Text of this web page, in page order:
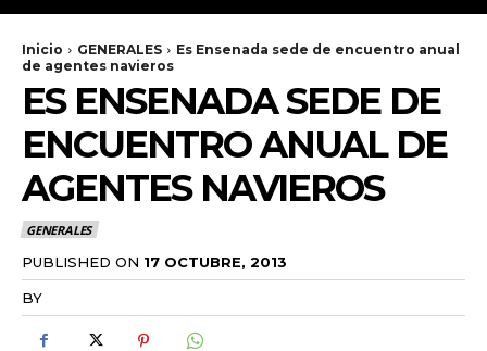
Inicio GENERALES
Es Ensenada sede de encuentro anual
de agentes navieros
ES ENSENADA SEDE DE
ENCUENTRO ANUAL DE
AGENTES NAVIEROS
GENERALES
PUBLISHED ON 17 OCTUBRE, 2013
BY